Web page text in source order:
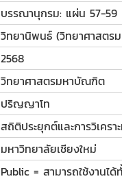
บรรณานุกรม: แผ่น 57-59
วิทยานิพนธ์ (วิทยาศาสตร
2568
วิทยาศาสตรมหาบัณฑิต
ปริญญาโท
สถิติประยุกต์และการวิเครา
มหาวิทยาลัยเชียงใหม่
Public = สามารถใช้งานไ